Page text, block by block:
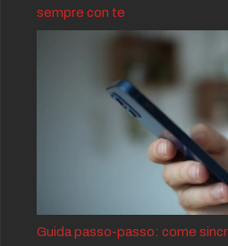
sempre con te
Guida passo-passo: come